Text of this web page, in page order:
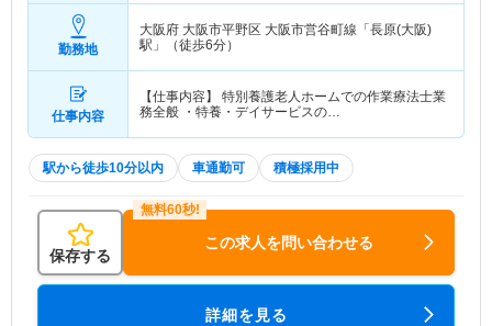
勤務地
大阪府 大阪市平野区 大阪市営谷町線「長原(大阪)
駅」（徒歩6分）
仕事内容
【仕事内容】 特別養護老人ホームでの作業療法士業
務全般 ・特養・デイサービスの…
駅から徒歩10分以内 車通勤可 積極採用中
保存する
この求人を問い合わせる
詳細を見る